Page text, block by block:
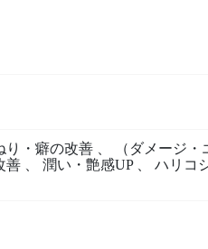
り・癖の改善
（ダメージ・
善
潤い・艶感UP
ハリコ